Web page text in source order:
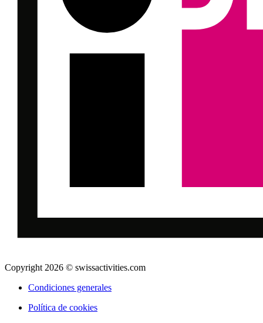
Copyright 2026 © swissactivities.com
Condiciones generales
Política de cookies